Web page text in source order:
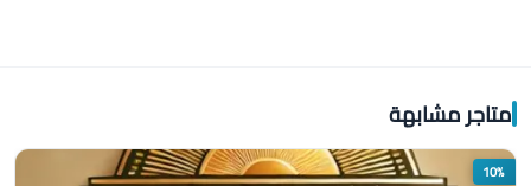
متاجر مشابهة
10%